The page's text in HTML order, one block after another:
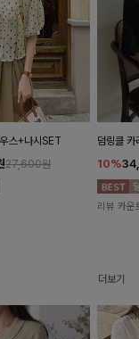
스+나시SET
27,600원
덤링클 카
10%
리뷰 카운
더보기